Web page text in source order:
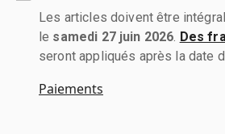
Les articles doivent être
le samedi 27 juin 2026 Des
seront appliqués après la date
Paiements